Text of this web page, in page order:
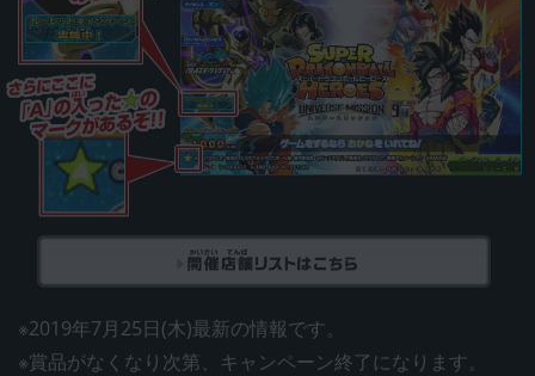
※2019年7月25日(木)最新の情報です。
※賞品がなくなり次第、キャンペーン終了になります。